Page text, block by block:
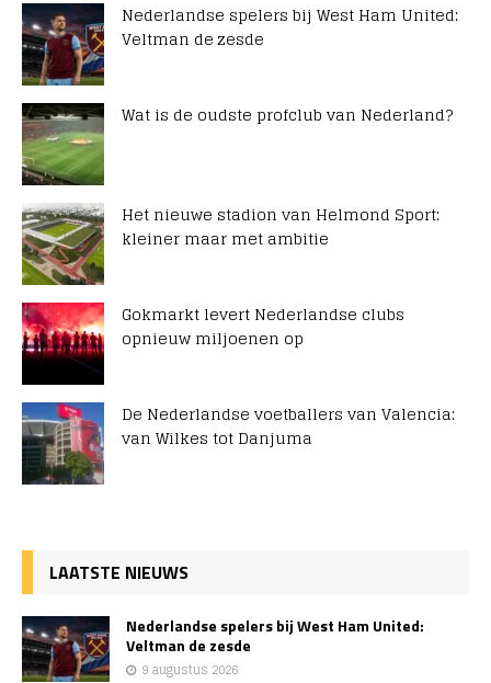
Nederlandse spelers bij West Ham United:
Veltman de zesde
Wat is de oudste profclub van Nederland?
Het nieuwe stadion van Helmond Sport:
kleiner maar met ambitie
Gokmarkt levert Nederlandse clubs
opnieuw miljoenen op
De Nederlandse voetballers van Valencia:
van Wilkes tot Danjuma
LAATSTE NIEUWS
Nederlandse spelers bij West Ham United:
Veltman de zesde
9 augustus 2026